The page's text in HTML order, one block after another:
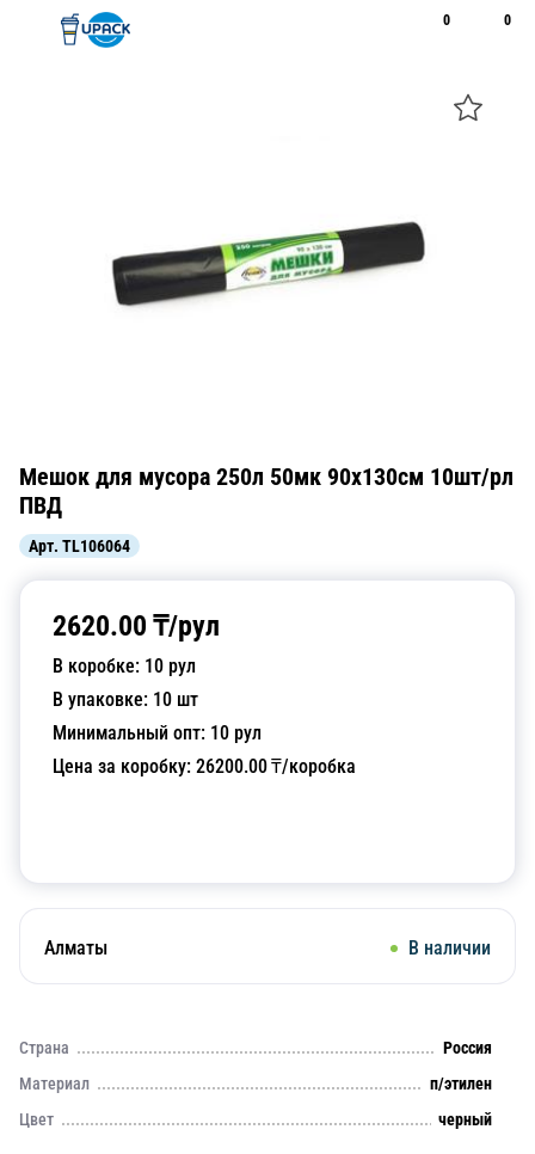
0 0
Мешок для мусора 250л 50мк 90х130см 10шт/рл
ПВД
Арт. TL106064
2620.00 ₸/рул
В коробке: 10 рул
В упаковке: 10 шт
Минимальный опт: 10 рул
Цена за коробку: 26200.00₸/коробка
Алматы В наличии
Страна
Россия
Материал
п/этилен
Цвет
черный